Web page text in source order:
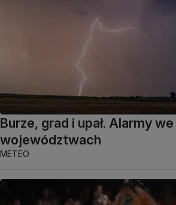
Burze, grad i upał. Alarmy
województwach
METEO